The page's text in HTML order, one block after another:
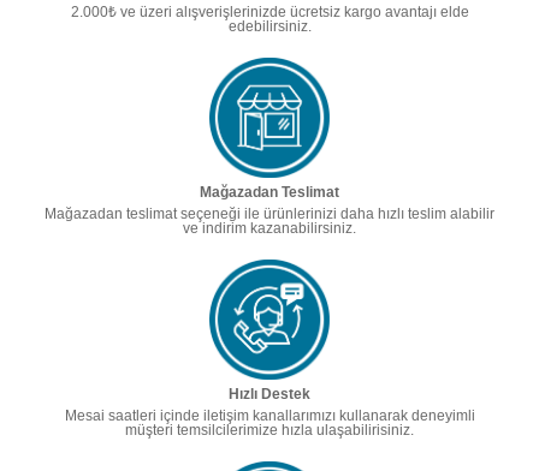
2.000₺ ve üzeri alışverişlerinizde ücretsiz kargo avantajı elde
edebilirsiniz.
Mağazadan Teslimat
Mağazadan teslimat seçeneği ile ürünlerinizi daha hızlı teslim alabilir
ve indirim kazanabilirsiniz.
Hızlı Destek
Mesai saatleri içinde iletişim kanallarımızı kullanarak deneyimli
müşteri temsilcilerimize hızla ulaşabilirisiniz.